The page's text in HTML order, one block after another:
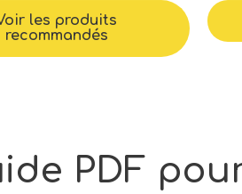
les produits
recommandés
PDF